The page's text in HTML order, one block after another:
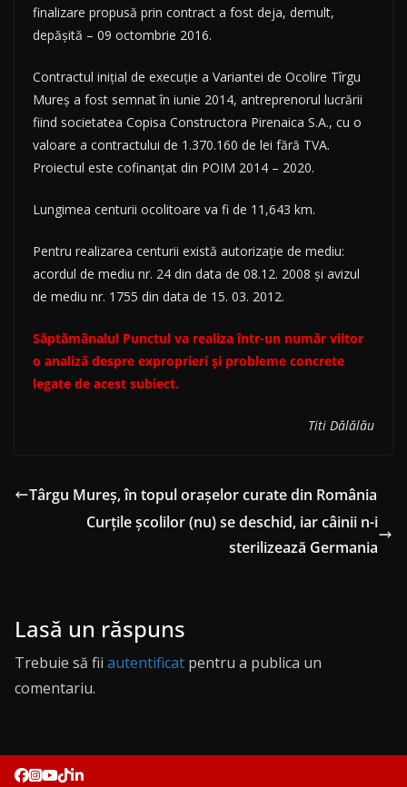
finalizare propusă prin contract a fost deja, demult,
depăşită – 09 octombrie 2016.
Contractul iniţial de execuţie a Variantei de Ocolire Tîrgu
Mureş a fost semnat în iunie 2014, antreprenorul lucrării
fiind societatea Copisa Constructora Pirenaica S.A., cu o
valoare a contractului de 1.370.160 de lei fără TVA.
Proiectul este cofinanţat din POIM 2014 – 2020.
Lungimea centurii ocolitoare va fi de 11,643 km.
Pentru realizarea centurii există autorizaţie de mediu:
acordul de mediu nr. 24 din data de 08.12. 2008 și avizul
de mediu nr. 1755 din data de 15. 03. 2012.
Săptămânalul Punctul va realiza într-un număr viitor
o analiză despre exproprieri și probleme concrete
legate de acest subiect.
Titi Dălălău
Târgu Mureș, în topul orașelor curate din România
Curțile școlilor (nu) se deschid, iar câinii n-i
sterilizează Germania
Lasă un răspuns
Trebuie să fii autentificat pentru a publica un
comentariu.